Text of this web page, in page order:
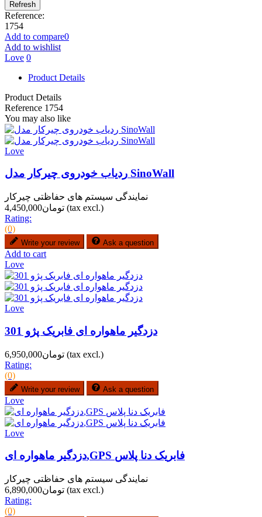
Reference:
1754
Add to compare0
Add to wishlist
Love 0
Product Details
Product Details
Reference 1754
You may also like
Love
ردیاب خودروی چیرکار مدل SinoWall
نمایندگی سیستم های حفاظتی چیرکار
تومان4,450,000 (tax excl.)
Rating:
(0)
Write your review Ask a question
Add to cart
Love
Love
دزدگیر ماهواره ای فابریک پژو 301
تومان6,950,000 (tax excl.)
Rating:
(0)
Write your review Ask a question
Love
Love
دزدگیر ماهواره ای,GPS فابریک دنا پلاس
نمایندگی سیستم های حفاظتی چیرکار
تومان6,890,000 (tax excl.)
Rating:
(0)